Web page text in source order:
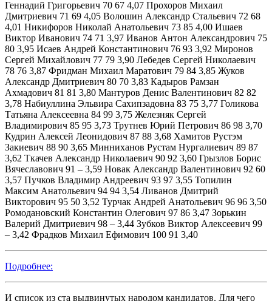
Геннадий Григорьевич 70 67 4,07 Прохоров Михаил
Дмитриевич 71 69 4,05 Волошин Александр Стальевич 72 68
4,01 Никифоров Николай Анатольевич 73 85 4,00 Ишаев
Виктор Иванович 74 71 3,97 Иванов Антон Александрович 75
80 3,95 Исаев Андрей Константинович 76 93 3,92 Миронов
Сергей Михайлович 77 79 3,90 Лебедев Сергей Николаевич
78 76 3,87 Фридман Михаил Маратович 79 84 3,85 Жуков
Александр Дмитриевич 80 70 3,83 Кадыров Рамзан
Ахмадович 81 81 3,80 Мантуров Денис Валентинович 82 82
3,78 Набиуллина Эльвира Сахипзадовна 83 75 3,77 Голикова
Татьяна Алексеевна 84 99 3,75 Железняк Сергей
Владимирович 85 95 3,73 Трутнев Юрий Петрович 86 98 3,70
Кудрин Алексей Леонидович 87 88 3,68 Хамитов Рустэм
Закиевич 88 90 3,65 Минниханов Рустам Нургалиевич 89 87
3,62 Ткачев Александр Николаевич 90 92 3,60 Грызлов Борис
Вячеславович 91 – 3,59 Новак Александр Валентинович 92 60
3,57 Пучков Владимир Андреевич 93 97 3,55 Топилин
Максим Анатольевич 94 94 3,54 Ливанов Дмитрий
Викторович 95 50 3,52 Турчак Андрей Анатольевич 96 96 3,50
Ромодановский Константин Олегович 97 86 3,47 Зорькин
Валерий Дмитриевич 98 – 3,44 Зубков Виктор Алексеевич 99
– 3,42 Фрадков Михаил Ефимович 100 91 3,40
Подробнее:
И список из ста выдвинутых народом кандидатов. Для чего